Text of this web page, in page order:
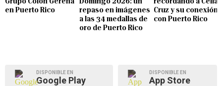
en Puerto Rico
repaso en imágenes
a las 34 medallas de
oro de Puerto Rico
Cruz y su conexión
con Puerto Rico
DISPONIBLE EN
Google Play
DISPONIBLE EN
App Store